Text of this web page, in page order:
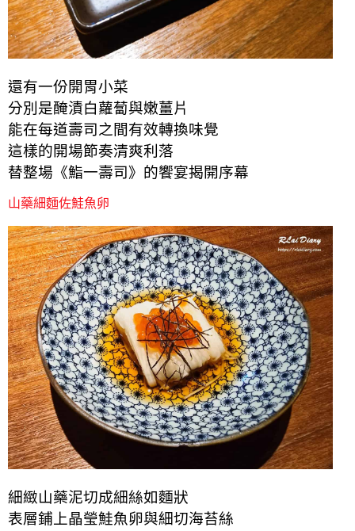
還有一份開胃小菜
分別是醃漬白蘿蔔與嫩薑片
能在每道壽司之間有效轉換味覺
這樣的開場節奏清爽利落
替整場《鮨一壽司》的饗宴揭開序幕
山藥細麵佐鮭魚卵
細緻山藥泥切成細絲如麵狀
表層鋪上晶瑩鮭魚卵與細切海苔絲